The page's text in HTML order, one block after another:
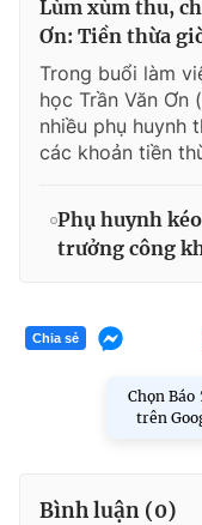
Lùm xùm thu,
Ơn: Tiền thừa
Trong buổi làm
học Trần Văn Ơn
nhiều phụ huynh
các khoản tiền
Phụ huynh
trưởng công
Chia sẻ
Chọn Báo
trên
Bình luận (0)